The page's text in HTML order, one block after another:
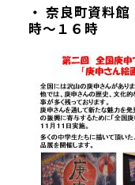
・ 奈良町資料館
時～１６時